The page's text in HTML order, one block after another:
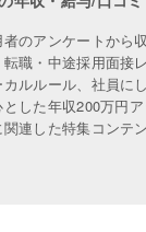
のアンケートから
転職・中途採用面
ルルール、社員に
した年収200万円
連した特集コンテ